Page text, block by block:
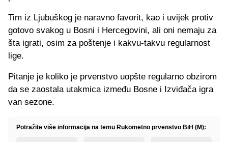
Tim iz Ljubuškog je naravno favorit, kao i uvijek protiv
gotovo svakog u Bosni i Hercegovini, ali oni nemaju za
šta igrati, osim za poštenje i kakvu-takvu regularnost
lige.
Pitanje je koliko je prvenstvo uopšte regularno obzirom
da se zaostala utakmica između Bosne i Izviđača igra
van sezone.
Potražite više informacija na temu Rukometno prvenstvo BiH (M):